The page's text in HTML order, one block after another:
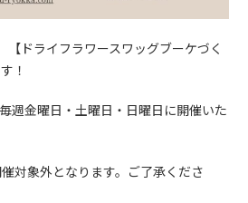
ドライフラワースワッグブーケづく
！
週金曜日・土曜日・日曜日に開催いた
となります。ご了承くださ